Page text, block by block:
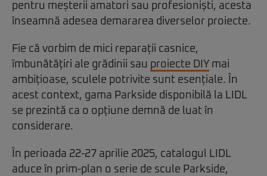
pentru meșterii amatori sau profesioniști, acesta
înseamnă adesea demararea diverselor proiecte.
Fie că vorbim de mici reparații casnice,
îmbunătățiri ale grădinii sau proiecte DIY mai
ambițioase, sculele potrivite sunt esențiale. În
acest context, gama Parkside disponibilă la LIDL
se prezintă ca o opțiune demnă de luat în
considerare.
În perioada 22-27 aprilie 2025, catalogul LIDL
aduce în prim-plan o serie de scule Parkside,